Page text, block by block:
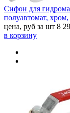
Сифон для
полуавтомат,
цена, руб за шт 8
в корзину